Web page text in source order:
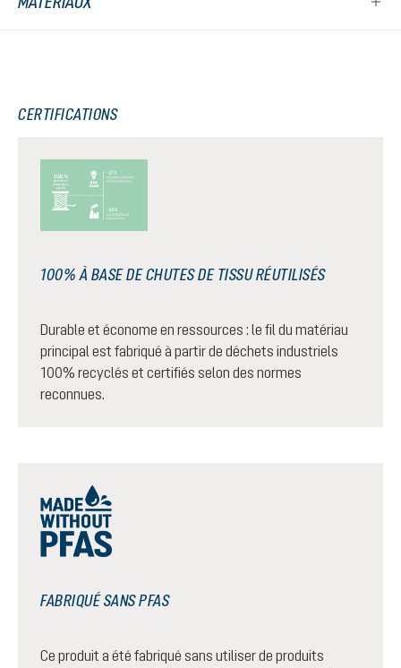
CERTIFICATIONS
100% À BASE DE CHUTES DE TISSU RÉUTILISÉS
Durable et économe en ressources : le fil du matériau
principal est fabriqué à partir de déchets industriels
100% recyclés et certifiés selon des normes
reconnues.
FABRIQUÉ SANS PFAS
Ce produit a été fabriqué sans utiliser de produits